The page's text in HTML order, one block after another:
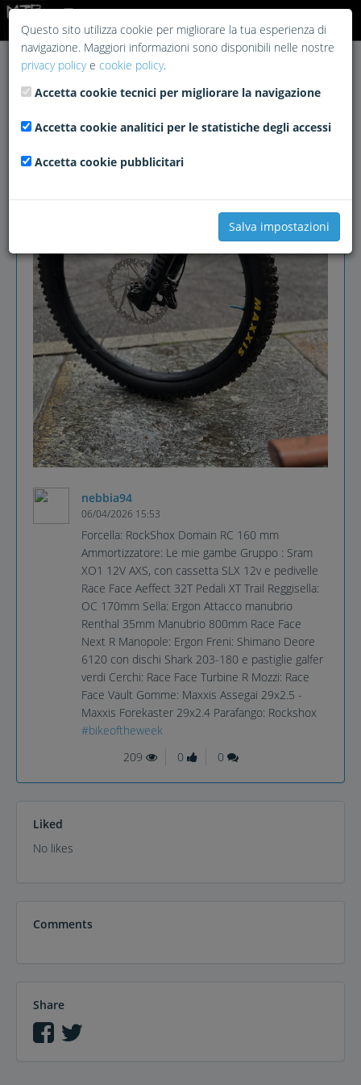
nebbia94
06/04/2026 15:53
Forcella: RockShox Domain RC 160 mm
Ammortizzatore: Le mie gambe Gruppo : Sram
XO1 12V AXS, con cassetta SLX 12v e pedivelle
Race Face Aeffect 32T Pedali XT Trail Reggisella:
OC 170mm Sella: Ergon Attacco manubrio
Renthal 35mm Manubrio 800mm Race Face
Next R Manopole: Ergon Freni: Shimano Deore
6120 con dischi Shark 203-180 e pastiglie galfer
verdi Cerchi: Race Face Turbine R Mozzi: Race
Face Vault Gomme: Maxxis Assegai 29x2.5 -
Maxxis Forekaster 29x2.4 Parafango: Rockshox
#bikeoftheweek
209
0 0
Liked
No likes
Comments
Share
Questo sito utilizza cookie per migliorare la tua esperienza di
navigazione. Maggiori informazioni sono disponibili nelle nostre
privacy policye cookie policy.
Accetta cookie tecnici per migliorare la navigazione
Accetta cookie analitici per le statistiche degli accessi
Accetta cookie pubblicitari
Salva impostazioni